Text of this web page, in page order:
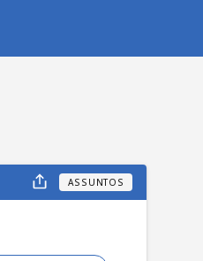
ASSUNTOS